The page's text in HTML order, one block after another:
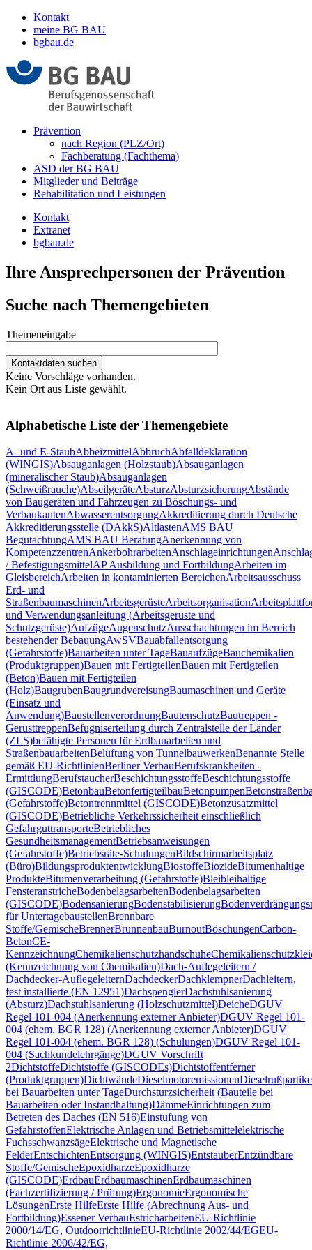
Kontakt
meine BG BAU
bgbau.de
Prävention
nach Region (PLZ/Ort)
Fachberatung (Fachthema)
ASD der BG BAU
Mitglieder und Beiträge
Rehabilitation und Leistungen
Kontakt
Extranet
bgbau.de
Ihre Ansprechpersonen der Prävention
Suche nach Themengebieten
Themeneingabe
Keine Vorschläge vorhanden.
Kein Ort aus Liste gewählt.
Alphabetische Liste der Themengebiete
A- und E-StaubAbbeizmittelAbbruchAbfalldeklaration
(WINGIS)Absauganlagen (Holzstaub)Absauganlagen
(mineralischer Staub)Absauganlagen
(Schweißrauche)AbseilgeräteAbsturzAbsturzsicherungAbstände
von Baugeräten und Fahrzeugen zu Böschungs- und
VerbaukantenAbwasserentsorgungAkkreditierung durch Deutsche
Akkreditierungsstelle (DAkkS)AltlastenAMS BAU
BegutachtungAMS BAU BeratungAnerkennung von
KompetenzzentrenAnkerbohrarbeitenAnschlageinrichtungen
/ BefestigungsmittelAP Ausbildung und FortbildungArbeiten im
GleisbereichArbeiten in kontaminierten BereichenArbeitsausschuss
Erd- und
StraßenbaumaschinenArbeitsgerüsteArbeitsorganisation
und Verwendungsanleitung (Arbeitsgerüste und
Schutzgerüste)AufzügeAugenschutzAusschachtungen im Bereich
bestehender BebauungAwSVBauabfallentsorgung
(Gefahrstoffe)Bauarbeiten unter TageBauaufzügeBauchemikalien
(Produktgruppen)Bauen mit FertigteilenBauen mit Fertigteilen
(Beton)Bauen mit Fertigteilen
(Holz)BaugrubenBaugrundvereisungBaumaschinen und Geräte
(Einsatz und
Anwendung)BaustellenverordnungBautenschutzBautreppen -
GerüsttreppenBefugniserteilung durch Zentralstelle der Länder
(ZLS)befähigte Personen für Erdbauarbeiten und
StraßenbauarbeitenBelüftung von TunnelbauwerkenBenannte Stelle
gemäß EU-RichtlinienBerliner VerbauBerufskrankheiten -
ErmittlungBerufstaucherBeschichtungsstoffeBeschichtungsstoffe
(GISCODE)BetonbauBetonfertigteilbauBetonpumpen
(Gefahrstoffe)Betontrennmittel (GISCODE)Betonzusatzmittel
(GISCODE)Betriebliche Verkehrssicherheit einschließlich
GefahrguttransporteBetriebliches
GesundheitsmanagementBetriebsanweisungen
(Gefahrstoffe)Betriebsräte-SchulungenBildschirmarbeitsplatz
(Büro)BildungsproduktentwicklungBiostoffeBiozideBitumenhaltige
ProdukteBitumenverarbeitung (Gefahrstoffe)Bleibleihaltige
FensteranstricheBodenbelagsarbeitenBodenbelagsarbeiten
(GISCODE)BodensanierungBodenstabilisierung
für UntertagebaustellenBrennbare
Stoffe/GemischeBrennerBrunnenbauBurnoutBöschungenCarbon-
BetonCE-
KennzeichnungChemikalienschutzhandschuhe
(Kennzeichnung von Chemikalien)Dach-Auflegeleitern /
Dachdecker-AuflegeleiternDachdeckerDachklempnerDachleitern,
fest installierte (EN 12951)DachspenglerDachstuhlsanierung
(Absturz)Dachstuhlsanierung (Holzschutzmittel)DeicheDGUV
Regel 101-004 (Anerkennung externer Anbieter)DGUV Regel 101-
004 (ehem. BGR 128) (Anerkennung externer Anbieter)DGUV
Regel 101-004 (ehem. BGR 128) (Schulungen)DGUV Regel 101-
004 (Sachkundelehrgänge)DGUV Vorschrift
2DichtstoffeDichtstoffe (GISCODEs)Dichtstoffentferner
(Produktgruppen)DichtwändeDieselmotoremissionen
bei Bauarbeiten unter TageDurchsturzsicherheit (Bauteile bei
Bauarbeiten oder Instandhaltung)DämmeEinrichtungen zum
Betreten des Daches (EN 516)Einstufung von
GefahrstoffenElektrische Anlagen und Betriebsmittelelektrische
FuchsschwanzsägeElektrische und Magnetische
FelderEntschichtenEntsorgung (WINGIS)EntstauberEntzündbare
Stoffe/GemischeEpoxidharzeEpoxidharze
(GISCODE)ErdbauErdbaumaschinenErdbaumaschinen
(Fachzertifizierung / Prüfung)ErgonomieErgonomische
LösungenErste HilfeErste Hilfe (Abrechnung Aus- und
Fortbildung)Essener VerbauEstricharbeitenEU-Richtlinie
2000/14/EG, OutdoorrichtlinieEU-Richtlinie 2002/44/EGEU-
Richtlinie 2006/42/EG,